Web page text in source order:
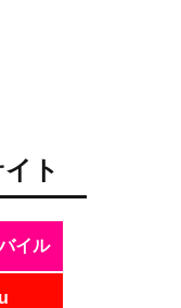
ト
イル